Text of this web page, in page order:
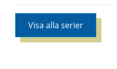
Visa alla serier